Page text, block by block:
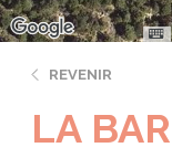
REVENIR
LA